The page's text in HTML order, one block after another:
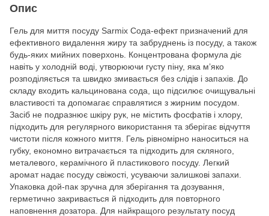
Опис
Гель для миття посуду Sarmix Сода-ефект призначений для
ефективного видалення жиру та забруднень із посуду, а також
будь-яких мийних поверхонь. Концентрована формула діє
навіть у холодній воді, утворюючи густу піну, яка м’яко
розподіляється та швидко змивається без слідів і запахів. До
складу входить кальцинована сода, що підсилює очищувальні
властивості та допомагає справлятися з жирним посудом.
Засіб не подразнює шкіру рук, не містить фосфатів і хлору,
підходить для регулярного використання та зберігає відчуття
чистоти після кожного миття. Гель рівномірно наноситься на
губку, економно витрачається та підходить для скляного,
металевого, керамічного й пластикового посуду. Легкий
аромат надає посуду свіжості, усуваючи залишкові запахи.
Упаковка дой-пак зручна для зберігання та дозування,
герметично закривається й підходить для повторного
наповнення дозатора. Для найкращого результату посуд